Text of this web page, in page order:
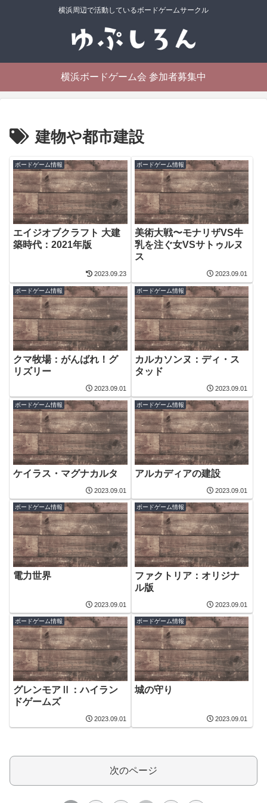
横浜周辺で活動しているボードゲームサークル
横浜ボードゲーム会 参加者募集中
建物や都市建設
ボードゲーム情報
エイジオブクラフト 大建
築時代：2021年版
2023.09.23
ボードゲーム情報
美術大戦〜モナリザVS牛
乳を注ぐ女VSサトゥルヌ
ス
2023.09.01
ボードゲーム情報
クマ牧場：がんばれ！グ
リズリー
2023.09.01
ボードゲーム情報
カルカソンヌ：ディ・ス
タッド
2023.09.01
ボードゲーム情報
ケイラス・マグナカルタ
2023.09.01
ボードゲーム情報
アルカディアの建設
2023.09.01
ボードゲーム情報
電力世界
2023.09.01
ボードゲーム情報
ファクトリア：オリジナ
ル版
2023.09.01
ボードゲーム情報
グレンモアⅡ：ハイラン
ドゲームズ
2023.09.01
ボードゲーム情報
城の守り
2023.09.01
次のページ